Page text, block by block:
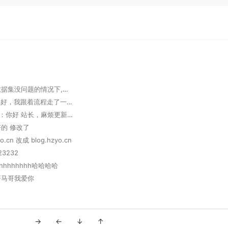
→ ← ↓ ↑
admin：数据集没问题的情况下,修改一下学习率或者使用正则化方法
牧马人：lz好，我跟着流程走了一遍，我用弱智吧完整的2000条语句，但是 Train loss 到1.5以后就反复横跳，最后还是1.5，问答后结果也显示没成功。是不是数据集变大了还要另外的修改参数？
Handsom：你好 站长，麻烦更新下小站信息： 本站名称：Handsome 本站原地址：https://www.mmm.sd/ 本站新地址：https://www.lik.cc/ 头像：https://www.lik.cc/upload/logo.png 描述：心若有所向往,何惧道阻且长 RSS：https://www.lik.cc/rss.xml
修改了
改成 blog.hzyo.cn
哈哈哈哈
马哥我爱你